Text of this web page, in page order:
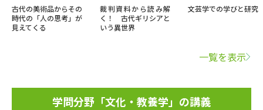
古代の美術品からその
時代の「人の思考」が
見えてくる
裁判資料から読み解
く！ 古代ギリシアと
いう異世界
文芸学での学びと研究
一覧を表示
学問分野「文化・教養学」の講義